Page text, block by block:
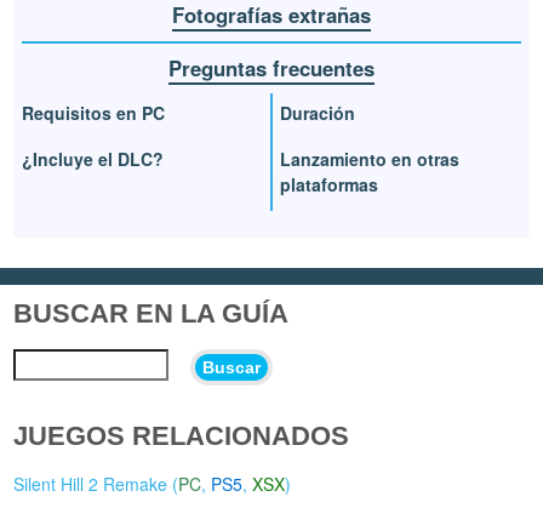
Fotografías extrañas
Preguntas frecuentes
Requisitos en PC
¿Incluye el DLC?
Duración
Lanzamiento en otras
plataformas
BUSCAR EN LA GUÍA
Buscar
JUEGOS RELACIONADOS
Silent Hill 2 Remake (PC, PS5,XSX)